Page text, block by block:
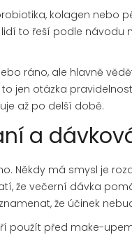
kolagen nebo
to řeší podle návodu
ráno, ale hlavně
jen otázka
až po delší době.
a
Někdy má smysl je
že večerní dávka
že účinek
před make-